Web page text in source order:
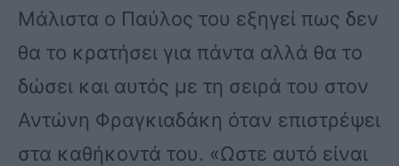
Μάλιστα ο Παύλος του εξηγεί πως δεν
θα το κρατήσει για πάντα αλλά θα το
δώσει και αυτός με τη σειρά του στον
Αντώνη Φραγκιαδάκη όταν επιστρέψει
στα καθήκοντά του. «Ωστε αυτό είναι